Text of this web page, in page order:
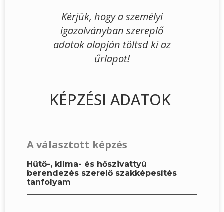
Kérjük, hogy a személyi
igazolványban szereplő
adatok alapján töltsd ki az
űrlapot!
KÉPZÉSI ADATOK
A választott képzés
Hűtő-, klíma- és hőszivattyú
berendezés szerelő szakképesítés
tanfolyam